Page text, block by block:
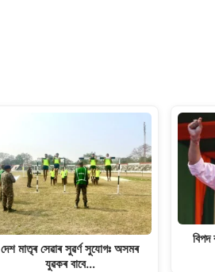
দেশ মাতৃৰ সেৱাৰ সুৱৰ্ণ সুযোগঃ অসমৰ
যুৱকৰ বাবে…
বিপদ